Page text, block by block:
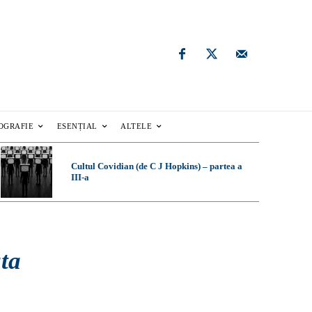
ESENȚIAL ALTELE
Cultul Covidian (de C J Hopkins) – partea a
III-a